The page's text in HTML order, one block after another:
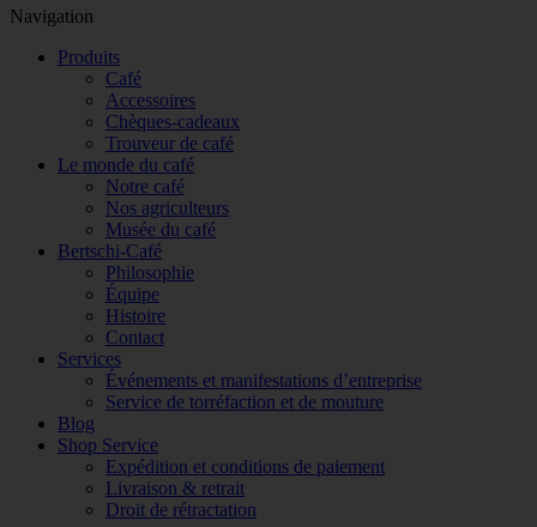
Navigation
Produits
Café
Accessoires
Chèques-cadeaux
Trouveur de café
Le monde du café
Notre café
Nos agriculteurs
Musée du café
Bertschi-Café
Philosophie
Équipe
Histoire
Contact
Services
Événements et manifestations d’entreprise
Service de torréfaction et de mouture
Blog
Shop Service
Expédition et conditions de paiement
Livraison & retrait
Droit de rétractation